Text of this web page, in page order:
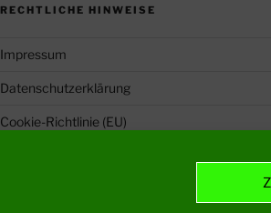
RECHTLICHE HINWEISE
Impressum
Datenschutzerklärung
Cookie-Richtlinie (EU)